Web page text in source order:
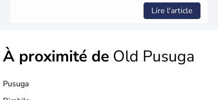
Lire l'article
À proximité de Old Pusuga
Pusuga